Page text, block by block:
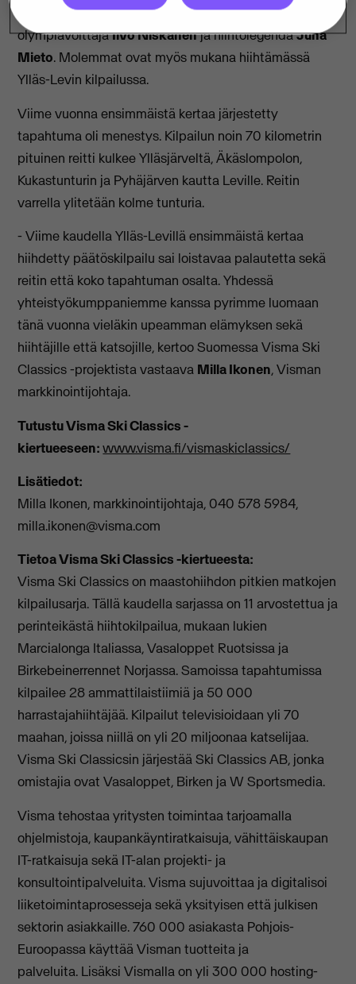
Ylläs-Levin kisatapahtuman lähettiläinä toimivat
olympiavoittajaIivo Niskanenja hiihtolegendaJuha
Mieto. Molemmat ovat myös mukana hiihtämässä
Ylläs-Levin kilpailussa.
Viime vuonna ensimmäistä kertaa järjestetty
tapahtuma oli menestys. Kilpailun noin 70 kilometrin
pituinen reitti kulkee Ylläsjärveltä, Äkäslompolon,
Kukastunturin ja Pyhäjärven kautta Leville. Reitin
varrella ylitetään kolme tunturia.
- Viime kaudella Ylläs-Levillä ensimmäistä kertaa
hiihdetty päätöskilpailu sai loistavaa palautetta sekä
reitin että koko tapahtuman osalta. Yhdessä
yhteistyökumppaniemme kanssa pyrimme luomaan
tänä vuonna vieläkin upeamman elämyksen sekä
hiihtäjille että katsojille, kertoo Suomessa Visma Ski
Classics -projektista vastaava Milla Ikonen, Visman
markkinointijohtaja.
Tutustu Visma Ski Classics -
kiertueeseen:www.visma.fi/vismaskiclassics/
Lisätiedot:
Milla Ikonen, markkinointijohtaja, 040 578 5984,
milla.ikonen@visma.com
Tietoa Visma Ski Classics -kiertueesta:
Visma Ski Classics on maastohiihdon pitkien matkojen
kilpailusarja. Tällä kaudella sarjassa on 11 arvostettua ja
perinteikästä hiihtokilpailua, mukaan lukien
Marcialonga Italiassa, Vasaloppet Ruotsissa ja
Birkebeinerrennet Norjassa. Samoissa tapahtumissa
kilpailee 28 ammattilaistiimiä ja 50 000
harrastajahiihtäjää. Kilpailut televisioidaan yli 70
maahan, joissa niillä on yli 20 miljoonaa katselijaa.
Visma Ski Classicsin järjestää Ski Classics AB, jonka
omistajia ovat Vasaloppet, Birken ja W Sportsmedia.
Visma tehostaa yritysten toimintaa tarjoamalla
ohjelmistoja, kaupankäyntiratkaisuja, vähittäiskaupan
IT-ratkaisuja sekä IT-alan projekti- ja
konsultointipalveluita. Visma sujuvoittaa ja digitalisoi
liiketoimintaprosesseja sekä yksityisen että julkisen
sektorin asiakkaille. 760 000 asiakasta Pohjois-
Euroopassa käyttää Visman tuotteita ja
palveluita. Lisäksi Vismalla on yli 300 000 hosting-